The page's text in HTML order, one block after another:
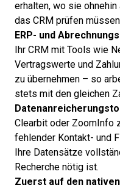
erhalten, wo sie
das CRM prüfen
ERP- und
Ihr CRM mit Tools wie
Vertragswerte und
zu übernehmen – so
stets mit den gleichen
Clearbit oder ZoomInfo
fehlender Kontakt- und
Ihre Datensätze
Recherche nötig ist.
Zuerst auf den